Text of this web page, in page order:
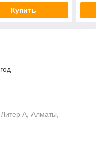
Купить
А, Алматы,